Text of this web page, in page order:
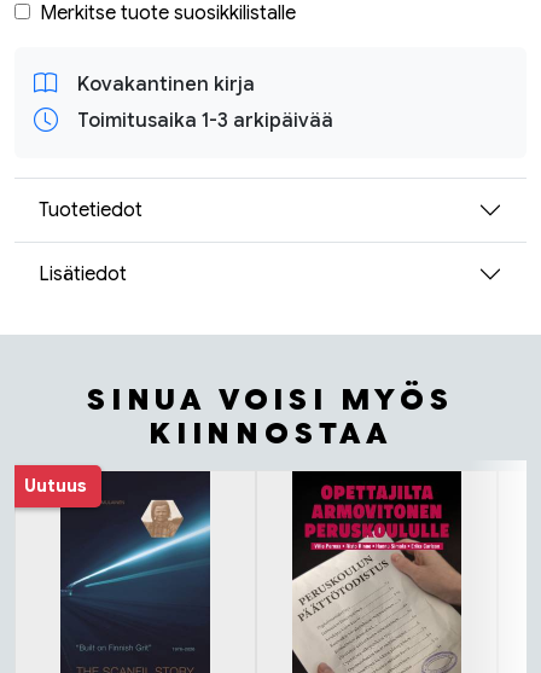
Merkitse tuote suosikkilistalle
Kovakantinen kirja
Toimitusaika 1-3 arkipäivää
Tuotetiedot
Lisätiedot
SINUA VOISI MYÖS
KIINNOSTAA
Tuoteluettelon alku
Uutuus